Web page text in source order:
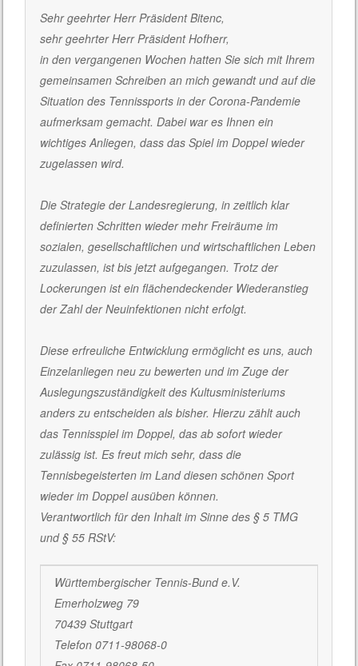
Sehr geehrter Herr Präsident Bitenc,
sehr geehrter Herr Präsident Hofherr,
in den vergangenen Wochen hatten Sie sich mit Ihrem
gemeinsamen Schreiben an mich gewandt und auf die
Situation des Tennissports in der Corona-Pandemie
aufmerksam gemacht. Dabei war es Ihnen ein
wichtiges Anliegen, dass das Spiel im Doppel wieder
zugelassen wird.
Die Strategie der Landesregierung, in zeitlich klar
definierten Schritten wieder mehr Freiräume im
sozialen, gesellschaftlichen und wirtschaftlichen Leben
zuzulassen, ist bis jetzt aufgegangen. Trotz der
Lockerungen ist ein flächendeckender Wiederanstieg
der Zahl der Neuinfektionen nicht erfolgt.
Diese erfreuliche Entwicklung ermöglicht es uns, auch
Einzelanliegen neu zu bewerten und im Zuge der
Auslegungszuständigkeit des Kultusministeriums
anders zu entscheiden als bisher. Hierzu zählt auch
das Tennisspiel im Doppel, das ab sofort wieder
zulässig ist. Es freut mich sehr, dass die
Tennisbegeisterten im Land diesen schönen Sport
wieder im Doppel ausüben können.
Verantwortlich für den Inhalt im Sinne des § 5 TMG
und § 55 RStV:
Württembergischer Tennis-Bund e.V.
Emerholzweg 79
70439 Stuttgart
Telefon 0711-98068-0